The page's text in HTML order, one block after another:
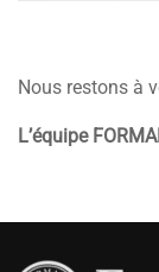
Nous restons à
L’équipe